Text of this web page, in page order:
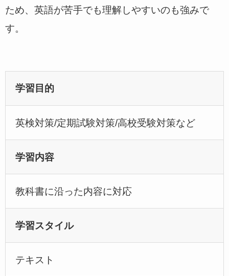
ため、英語が苦手でも理解しやすいのも強みで
す。
学習目的
英検対策/定期試験対策/高校受験対策など
学習内容
教科書に沿った内容に対応
学習スタイル
テキスト